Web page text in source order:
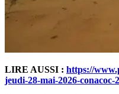
LIRE AUSSI : https://
jeudi-28-mai-2026-conacoc-